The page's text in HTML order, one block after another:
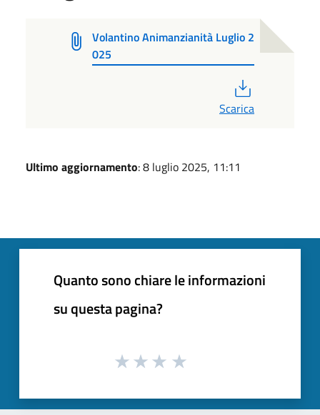
Volantino Animanzianità Luglio 2
025
Scarica
Ultimo aggiornamento: 8 luglio 2025, 11:11
Quanto sono chiare le informazioni
su questa pagina?